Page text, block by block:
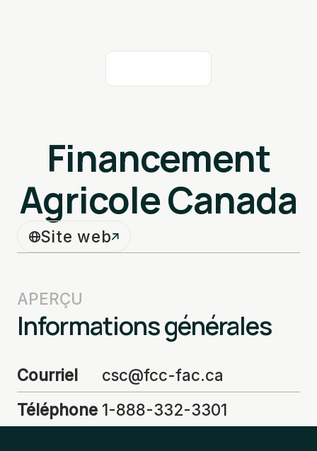
Financement
Agricole Canada
Site web
APERÇU
Informations générales
Courriel
csc@fcc-fac.ca
Téléphone 1-888-332-3301